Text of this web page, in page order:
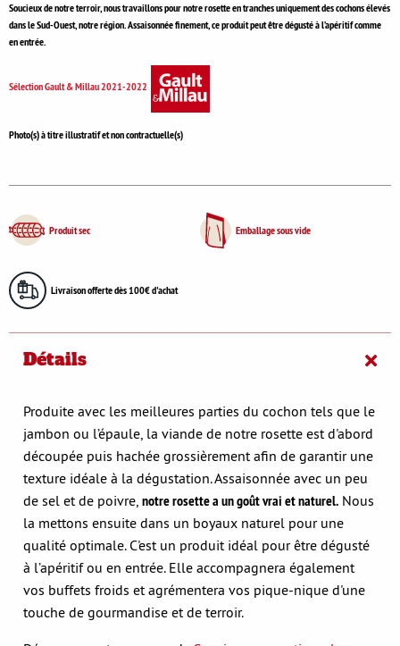
Soucieux de notre terroir, nous travaillons pour notre rosette en tranches uniquement des cochons élevés
dans le Sud-Ouest, notre région. Assaisonnée finement, ce produit peut être dégusté à l’apéritif comme
en entrée.
Sélection Gault & Millau 2021-2022
Photo(s) à titre illustratif et non contractuelle(s)
Produit sec Emballage sous vide
Livraison offerte dès 100€ d'achat
Détails
Produite avec les meilleures parties du cochon tels que le
jambon ou l’épaule, la viande de notre rosette est d'abord
découpée puis hachée grossièrement afin de garantir une
texture idéale à la dégustation. Assaisonnée avec un peu
de sel et de poivre, notre rosette a un goût vrai et naturel. Nous
la mettons ensuite dans un boyaux naturel pour une
qualité optimale. C'est un produit idéal pour être dégusté
à l’apéritif ou en entrée. Elle accompagnera également
vos buffets froids et agrémentera vos pique-nique d'une
touche de gourmandise et de terroir.